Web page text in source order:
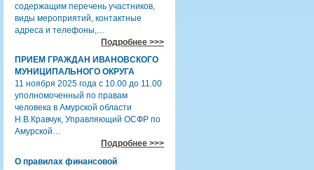
содержащим перечень участников,
виды мероприятий, контактные
адреса и телефоны,…
Подробнее >>>
ПРИЕМ ГРАЖДАН ИВАНОВСКОГО
МУНИЦИПАЛЬНОГО ОКРУГА
11 ноября 2025 года с 10.00 до 11.00
уполномоченный по правам
человека в Амурской области
Н.В.Кравчук, Управляющий ОСФР по
Амурской…
Подробнее >>>
О правилах финансовой